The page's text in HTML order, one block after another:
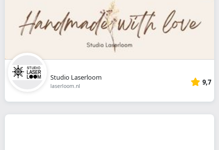
Studio Laserloom
laserloom.nl 9,7